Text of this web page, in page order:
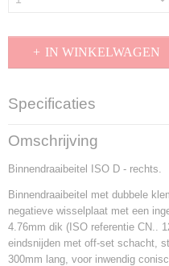
IN WINKELWAGEN
Specificaties
Productcode
A40T-DCLNR 12
EAN code
Productcode leverancier
A40T-DCLNR 12
Netto gewicht
2,56 Kg
Omschrijving
Binnendraaibeitel ISO D - rechts.
Binnendraaibeitel met dubbele
negatieve wisselplaat met een
4.76mm dik (ISO referentie CN..
eindsnijden met off-set schacht,
300mm lang, voor inwendig